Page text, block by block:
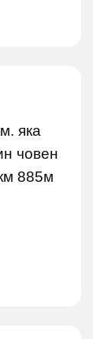
яка
човен
885м